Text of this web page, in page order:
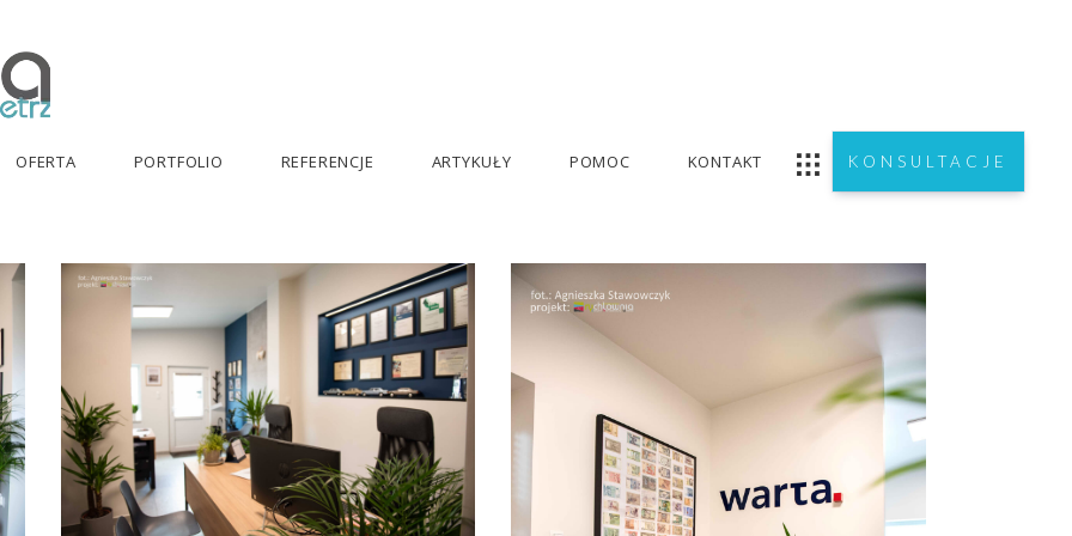
OFERTA PORTFOLIO REFERENCJE ARTYKUŁY POMOC KONTAKT KONSULTACJE